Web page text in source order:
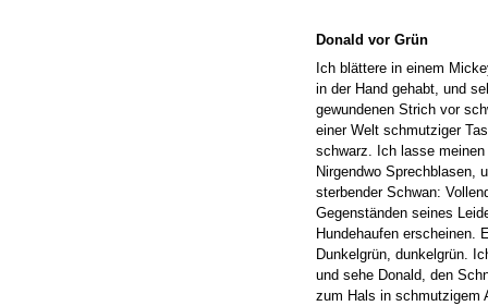
Donald vor Grün
Ich blättere in einem
in der Hand gehabt, und
gewundenen Strich vor
einer Welt schmutziger
schwarz. Ich lasse
Nirgendwo Sprechblasen,
sterbender Schwan:
Gegenständen seines
Hundehaufen erscheinen.
Dunkelgrün, dunkelgrün.
und sehe Donald, den
zum Hals in schmutzigem